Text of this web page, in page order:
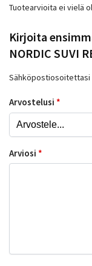
Tuotearvioita ei vielä
Kirjoita
NORDIC SUVI
Sähköpostiosoitettasi
Arvostelusi *
Arviosi *